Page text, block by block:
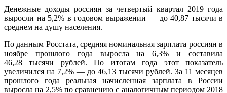
Денежные доходы россиян за четвертый квартал 2019 года
выросли на 5,2% в годовом выражении — до 40,87 тысячи в
среднем на душу населения.
По данным Росстата, средняя номинальная зарплата россиян в
ноябре прошлого года выросла на 6,3% и составила
46,28 тысячи рублей. По итогам года этот показатель
увеличился на 7,2% — до 46,13 тысячи рублей. За 11 месяцев
прошлого года реальная начисленная зарплата в России
выросла на 2,5% по сравнению с аналогичным периодом 2018